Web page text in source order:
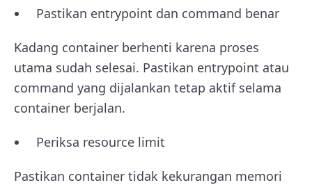
Pastikan entrypoint dan command benar
Kadang container berhenti karena proses
utama sudah selesai. Pastikan entrypoint atau
command yang dijalankan tetap aktif selama
container berjalan.
Periksa resource limit
Pastikan container tidak kekurangan memori